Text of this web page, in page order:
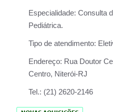
Especialidade: Consulta
Pediátrica.
Tipo de atendimento:
Endereço: Rua Doutor
Centro, Niterói-RJ
Tel.: (21) 2620-2146